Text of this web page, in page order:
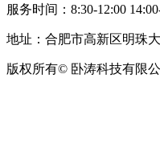
服务时间：8:30-12:00
地址：合肥市高新区明珠
版权所有© 卧涛科技有限公